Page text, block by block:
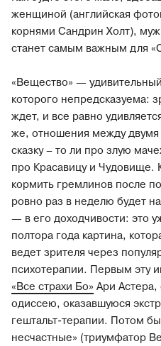
женщиной (английская
корнями Сандрин Холт),
станет самым важным для
«Вещество» —
которого непредсказуема:
ждет, и все равно
же, отношения между двумя
сказку – то ли про злую
про Красавицу и Чудовище.
кормить гремлинов после
ровно раз в неделю будет
— в его доходчивости: это
полтора года картина,
ведет зрителя через
психотерапии. Первым эту
«Все страхи Бо» Ари
одиссею, оказавшуюся
гештальт-терапии. Потом
несчастные» (триумфатор